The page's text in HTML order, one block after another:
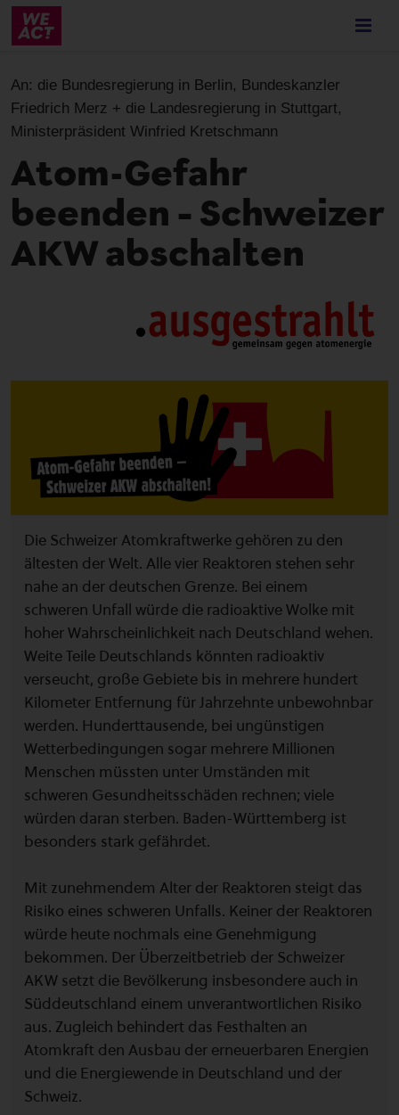
Skip
content
An: die Bundesregierung in Berlin, Bundeskanzler
Friedrich Merz + die Landesregierung in Stuttgart,
Ministerpräsident Winfried Kretschmann
Atom-Gefahr
beenden – Schweizer
AKW abschalten
Die Schweizer Atomkraftwerke gehören zu den
ältesten der Welt. Alle vier Reaktoren stehen sehr
nahe an der deutschen Grenze. Bei einem
schweren Unfall würde die radioaktive Wolke mit
hoher Wahrscheinlichkeit nach Deutschland wehen.
Weite Teile Deutschlands könnten radioaktiv
verseucht, große Gebiete bis in mehrere hundert
Kilometer Entfernung für Jahrzehnte unbewohnbar
werden. Hunderttausende, bei ungünstigen
Wetterbedingungen sogar mehrere Millionen
Menschen müssten unter Umständen mit
schweren Gesundheitsschäden rechnen; viele
würden daran sterben. Baden-Württemberg ist
besonders stark gefährdet.
Mit zunehmendem Alter der Reaktoren steigt das
Risiko eines schweren Unfalls. Keiner der Reaktoren
würde heute nochmals eine Genehmigung
bekommen. Der Überzeitbetrieb der Schweizer
AKW setzt die Bevölkerung insbesondere auch in
Süddeutschland einem unverantwortlichen Risiko
aus. Zugleich behindert das Festhalten an
Atomkraft den Ausbau der erneuerbaren Energien
und die Energiewende in Deutschland und der
Schweiz.